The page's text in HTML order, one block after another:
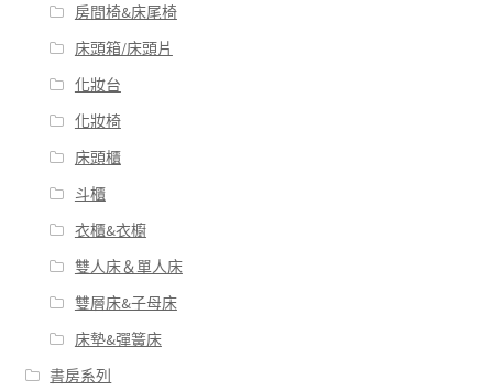
房間椅&床尾椅
床頭箱/床頭片
化妝台
化妝椅
床頭櫃
斗櫃
衣櫃&衣櫥
雙人床＆單人床
雙層床&子母床
床墊&彈簧床
書房系列